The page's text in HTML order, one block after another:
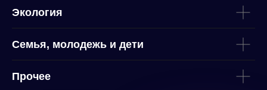
Экология
Семья, молодежь и дети
Прочее